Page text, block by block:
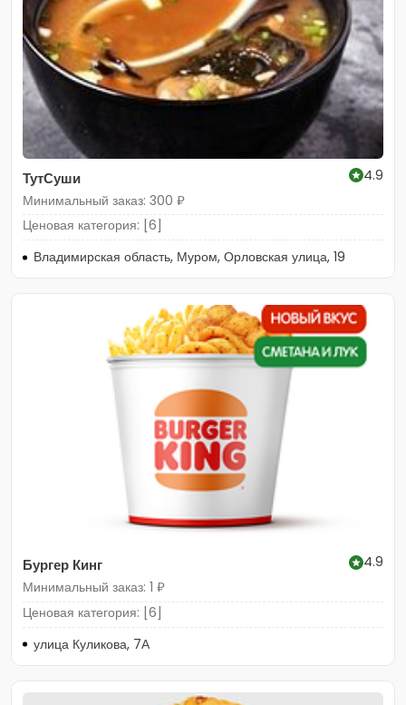
ТутСуши
4.9
Минимальный заказ: 300 ₽
Ценовая категория: [6]
Владимирская область, Муром, Орловская улица, 19
Бургер Кинг
4.9
Минимальный заказ: 1 ₽
Ценовая категория: [6]
улица Куликова, 7А